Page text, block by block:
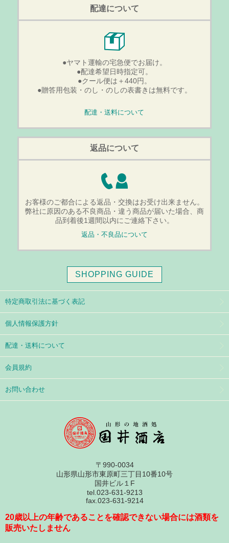
配達について
●ヤマト運輸の宅急便でお届け。
●配達希望日時指定可。
●クール便は＋440円。
●贈答用包装・のし・のしの表書きは無料です。
配達・送料について
返品について
お客様のご都合による返品・交換はお受け出来ません。
弊社に原因のある不良商品・違う商品が届いた場合、商
品到着後1週間以内にご連絡下さい。
返品・不良品について
SHOPPING GUIDE
特定商取引法に基づく表記
個人情報保護方針
配達・送料について
会員規約
お問い合わせ
〒990-0034
山形県山形市東原町三丁目10番10号
国井ビル１F
tel.023-631-9213
fax.023-631-9214
20歳以上の年齢であることを確認できない場合には酒類を
販売いたしません